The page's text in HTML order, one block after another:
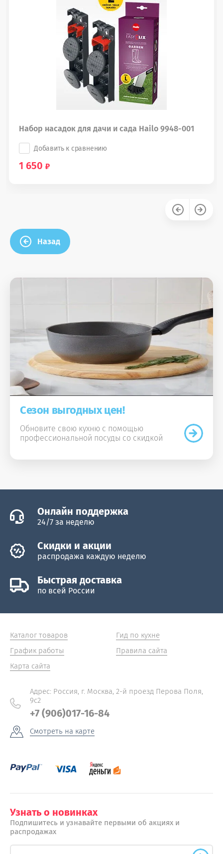
Набор насадок для дачи и сада Hailo 9948-001
Добавить к сравнению
1 650
Назад
Сезон выгодных цен!
Обновите свою кухню с помощью
профессиональной посуды со скидкой
Онлайн поддержка
24/7 за неделю
Скидки и акции
распродажа каждую неделю
Быстрая доставка
по всей России
Каталог товаров
График работы
Карта сайта
Гид по кухне
Правила сайта
Адрес: Россия, г. Москва, 2-й проезд Перова Поля,
9с2
+7 (906)017-16-84
Смотреть на карте
Узнать о новинках
Подпишитесь и узнавайте первыми об акциях и
распродажах